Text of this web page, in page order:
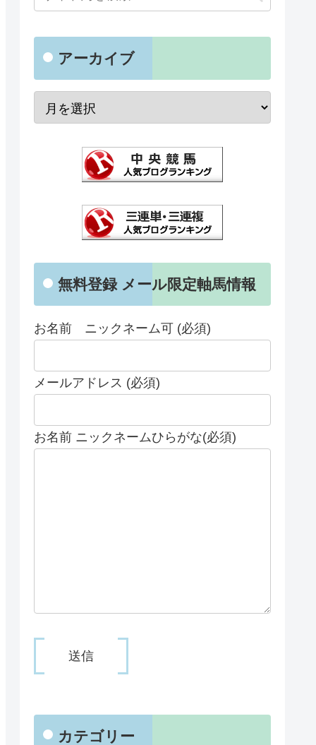
アーカイブ
無料登録 メール限定軸馬情報
お名前 ニックネーム可 (必須)
メールアドレス (必須)
お名前 ニックネームひらがな(必須)
カテゴリー